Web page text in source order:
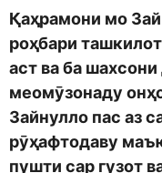
g
Қаҳрамони мо
роҳбари
аст ва ба
меомӯзонаду
Зайнулло пас аз
рӯҳафтодаву
пушти сар гузот